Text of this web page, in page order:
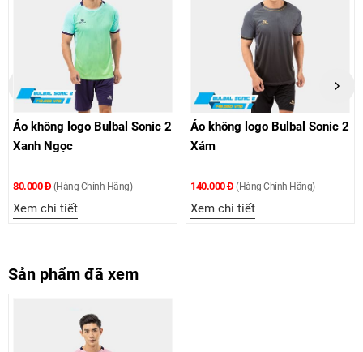
Áo không logo Bulbal Sonic 2
Xanh Ngọc
80.000 Đ (Hàng Chính Hãng)
Xem chi tiết
Áo không logo Bulbal Sonic 2
Xám
140.000 Đ (Hàng Chính Hãng)
Xem chi tiết
Sản phẩm đã xem